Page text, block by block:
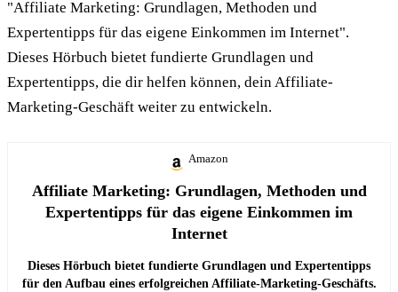
"Affiliate Marketing: Grundlagen, Methoden und
Expertentipps für das eigene Einkommen im Internet".
Dieses Hörbuch bietet fundierte Grundlagen und
Expertentipps, die dir helfen können, dein Affiliate-
Marketing-Geschäft weiter zu entwickeln.
Amazon
Affiliate Marketing: Grundlagen, Methoden und
Expertentipps für das eigene Einkommen im
Internet
Dieses Hörbuch bietet fundierte Grundlagen und Expertentipps
für den Aufbau eines erfolgreichen Affiliate-Marketing-Geschäfts.